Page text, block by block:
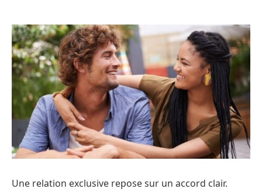
Une relation exclusive repose sur un accord clair.